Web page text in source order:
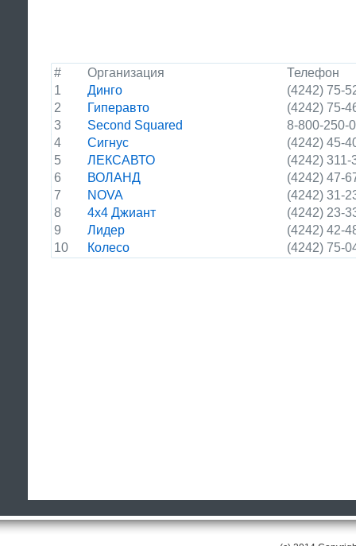
# Организация
Телефон
1
Динго
(4242) 75-
2
Гиперавто
(4242) 75-
3
Second Squared
8-800-250-
4
Сигнус
(4242) 45-
5
ЛЕКСАВТО
(4242) 311-
6
ВОЛАНД
(4242) 47-
7
NOVA
(4242) 31-
8
4х4 Джиант
(4242) 23-
9
Лидер
(4242) 42-
10
Колесо (4242) 75-